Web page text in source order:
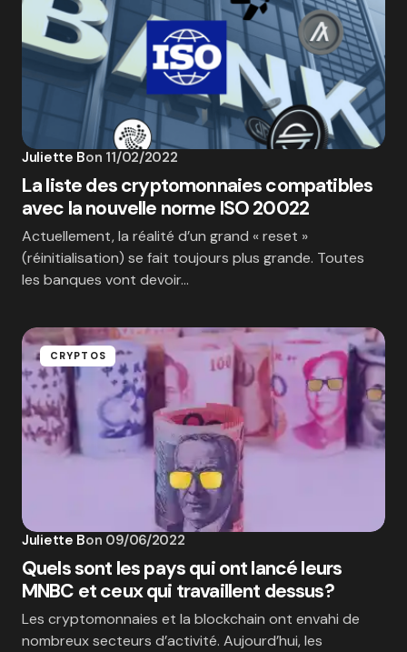
Juliette Bon 11/02/2022
La liste des cryptomonnaies compatibles
avec la nouvelle norme ISO 20022
Actuellement, la réalité d’un grand « reset »
(réinitialisation) se fait toujours plus grande. Toutes
les banques vont devoir…
CRYPTOS
Juliette Bon 09/06/2022
Quels sont les pays qui ont lancé leurs
MNBC et ceux qui travaillent dessus?
Les cryptomonnaies et la blockchain ont envahi de
nombreux secteurs d’activité. Aujourd’hui, les